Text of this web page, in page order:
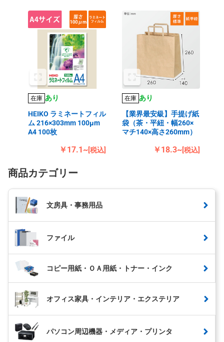
在庫 あり
HEIKO ラミネートフィル
ム 216×303mm 100μm
A4 100枚
￥17.1~[税込]
在庫 あり
【業界最安級】手提げ紙
袋（茶・平紐・幅260×
マチ140×高さ260mm）
￥18.3~[税込]
商品カテゴリー
文房具・事務用品
ファイル
コピー用紙・ＯＡ用紙・トナー・インク
オフィス家具・インテリア・エクステリア
パソコン周辺機器・メディア・プリンタ